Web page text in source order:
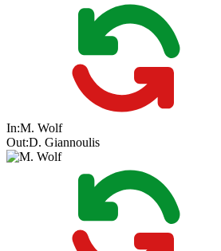
In:M. Wolf
Out:D. Giannoulis